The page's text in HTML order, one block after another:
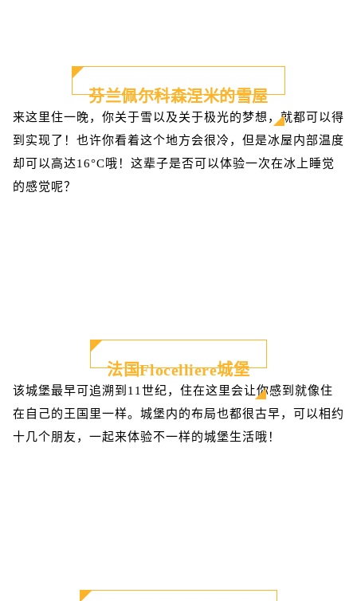
芬兰佩尔科森涅米的雪屋
来这里住一晚，你关于雪以及关于极光的梦想，就都可以得
到实现了！也许你看着这个地方会很冷，但是冰屋内部温度
却可以高达16°C哦！这辈子是否可以体验一次在冰上睡觉
的感觉呢？
法国Flocelliere城堡
该城堡最早可追溯到11世纪，住在这里会让你感到就像住
在自己的王国里一样。城堡内的布局也都很古早，可以相约
十几个朋友，一起来体验不一样的城堡生活哦！